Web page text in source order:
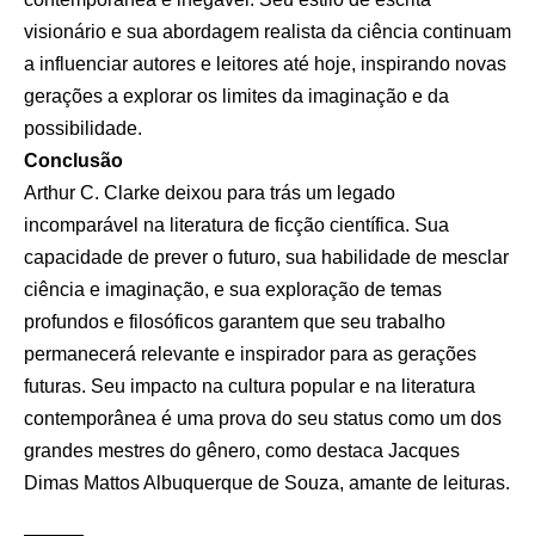
visionário e sua abordagem realista da ciência continuam
a influenciar autores e leitores até hoje, inspirando novas
gerações a explorar os limites da imaginação e da
possibilidade.
Conclusão
Arthur C. Clarke deixou para trás um legado
incomparável na literatura de ficção científica. Sua
capacidade de prever o futuro, sua habilidade de mesclar
ciência e imaginação, e sua exploração de temas
profundos e filosóficos garantem que seu trabalho
permanecerá relevante e inspirador para as gerações
futuras. Seu impacto na cultura popular e na literatura
contemporânea é uma prova do seu status como um dos
grandes mestres do gênero, como destaca Jacques
Dimas Mattos Albuquerque de Souza, amante de leituras.